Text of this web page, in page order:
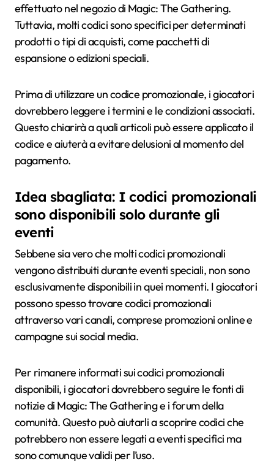
effettuato nel negozio di Magic: The Gathering.
Tuttavia, molti codici sono specifici per determinati
prodotti o tipi di acquisti, come pacchetti di
espansione o edizioni speciali.
Prima di utilizzare un codice promozionale, i giocatori
dovrebbero leggere i termini e le condizioni associati.
Questo chiarirà a quali articoli può essere applicato il
codice e aiuterà a evitare delusioni al momento del
pagamento.
Idea sbagliata: I codici promozionali
sono disponibili solo durante gli
eventi
Sebbene sia vero che molti codici promozionali
vengono distribuiti durante eventi speciali, non sono
esclusivamente disponibili in quei momenti. I giocatori
possono spesso trovare codici promozionali
attraverso vari canali, comprese promozioni online e
campagne sui social media.
Per rimanere informati sui codici promozionali
disponibili, i giocatori dovrebbero seguire le fonti di
notizie di Magic: The Gathering e i forum della
comunità. Questo può aiutarli a scoprire codici che
potrebbero non essere legati a eventi specifici ma
sono comunque validi per l’uso.